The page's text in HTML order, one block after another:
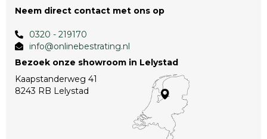
Neem direct contact met ons op
0320 - 219170
info@onlinebestrating.nl
Bezoek onze showroom in Lelystad
Kaapstanderweg 41
8243 RB Lelystad